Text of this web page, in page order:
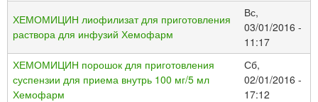
ХЕМОМИЦИН лиофилизат для приготовления
раствора для инфузий Хемофарм
Вс,
03/01/2016 -
11:17
ХЕМОМИЦИН порошок для приготовления
суспензии для приема внутрь 100 мг/5 мл
Хемофарм
Сб,
02/01/2016 -
17:12